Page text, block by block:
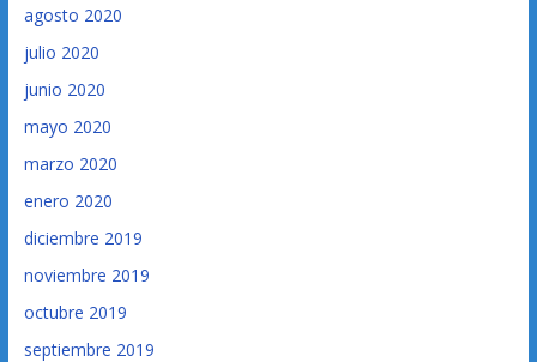
agosto 2020
julio 2020
junio 2020
mayo 2020
marzo 2020
enero 2020
diciembre 2019
noviembre 2019
octubre 2019
septiembre 2019